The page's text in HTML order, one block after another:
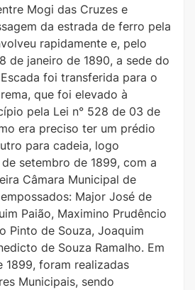
Mogi das Cruzes e
da estrada de ferro pela
rapidamente e, pelo
de janeiro de 1890, a sede do
foi transferida para o
que foi elevado à
pela Lei n° 528 de 03 de
era preciso ter um prédio
para cadeia, logo
setembro de 1899, com a
Câmara Municipal de
Major José de
Paião, Maximino Prudêncio
Pinto de Souza, Joaquim
de Souza Ramalho. Em
1899, foram realizadas
Municipais, sendo